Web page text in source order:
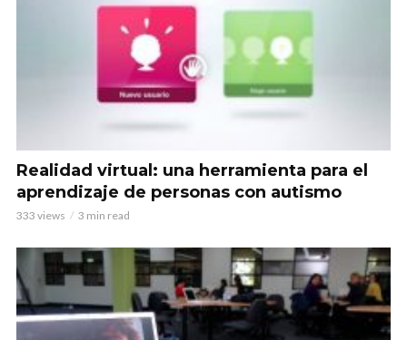
Realidad virtual: una herramienta para el
aprendizaje de personas con autismo
333 views 3 min read